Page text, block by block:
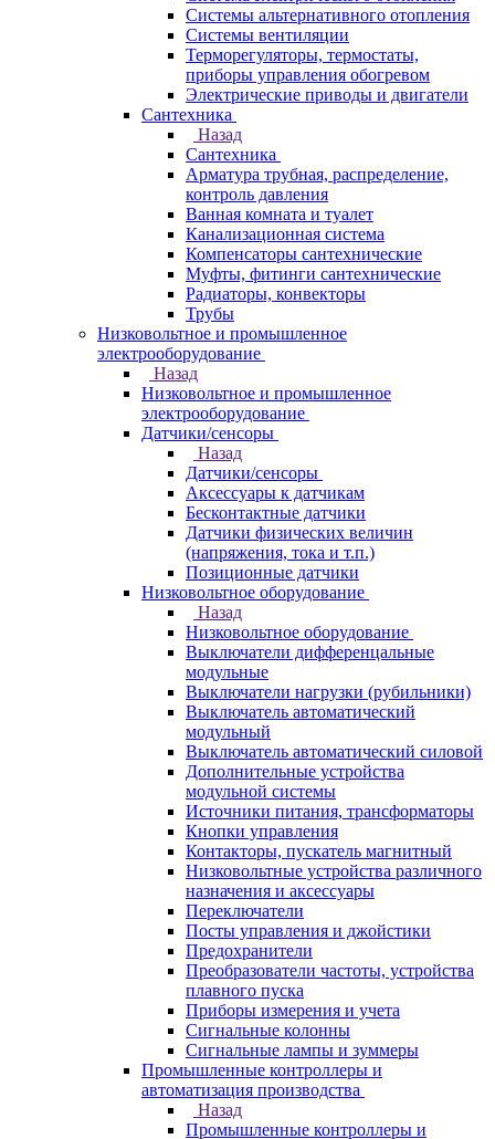
Системы альтернативного отопления
Системы вентиляции
Терморегуляторы, термостаты,
приборы управления обогревом
Электрические приводы и двигатели
Сантехника
Назад
Сантехника
Арматура трубная, распределение,
контроль давления
Ванная комната и туалет
Канализационная система
Компенсаторы сантехнические
Муфты, фитинги сантехнические
Радиаторы, конвекторы
Трубы
Низковольтное и промышленное
электрооборудование
Назад
Низковольтное и промышленное
электрооборудование
Датчики/сенсоры
Назад
Датчики/сенсоры
Аксессуары к датчикам
Бесконтактные датчики
Датчики физических величин
(напряжения, тока и т.п.)
Позиционные датчики
Низковольтное оборудование
Назад
Низковольтное оборудование
Выключатели дифференцальные
модульные
Выключатели нагрузки (рубильники)
Выключатель автоматический
модульный
Выключатель автоматический силовой
Дополнительные устройства
модульной системы
Источники питания, трансформаторы
Кнопки управления
Контакторы, пускатель магнитный
Низковольтные устройства различного
назначения и аксессуары
Переключатели
Посты управления и джойстики
Предохранители
Преобразователи частоты, устройства
плавного пуска
Приборы измерения и учета
Сигнальные колонны
Сигнальные лампы и зуммеры
Промышленные контроллеры и
автоматизация производства
Назад
Промышленные контроллеры и